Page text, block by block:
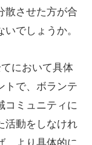
散させた方が合
でしょうか。
において具体
トで、ボランテ
コミュニティに
活動をしなけれ